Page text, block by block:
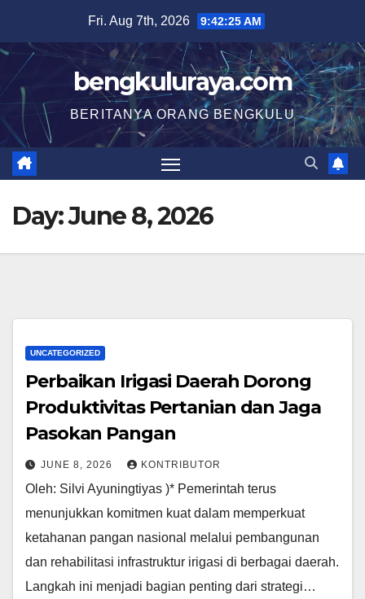
content
Fri. Aug 7th, 2026 9:42:26 AM
bengkuluraya.com
BERITANYA ORANG BENGKULU
Day:June 8, 2026
UNCATEGORIZED
Perbaikan Irigasi Daerah Dorong
Produktivitas Pertanian dan Jaga
Pasokan Pangan
JUNE 8, 2026 KONTRIBUTOR
Oleh: Silvi Ayuningtiyas )* Pemerintah terus
menunjukkan komitmen kuat dalam memperkuat
ketahanan pangan nasional melalui pembangunan
dan rehabilitasi infrastruktur irigasi di berbagai daerah.
Langkah ini menjadi bagian penting dari strategi…